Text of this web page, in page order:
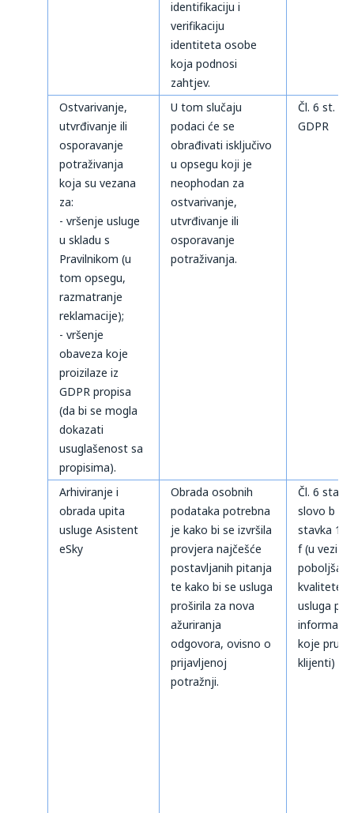
identifikaciju i
verifikaciju
identiteta osobe
koja podnosi
zahtjev.
Ostvarivanje,
utvrđivanje ili
osporavanje
potraživanja
koja su vezana
za:
- vršenje usluge
u skladu s
Pravilnikom (u
tom opsegu,
razmatranje
reklamacije);
- vršenje
obaveza koje
proizilaze iz
GDPR propisa
(da bi se mogla
dokazati
usuglašenost sa
propisima).
U tom slučaju
podaci će se
obrađivati isključivo
u opsegu koji je
neophodan za
ostvarivanje,
utvrđivanje ili
osporavanje
potraživanja.
Čl. 6 st. 1
GDPR
Arhiviranje i
obrada upita
usluge Asistent
eSky
Obrada osobnih
podataka potrebna
je kako bi se izvršila
provjera najčešće
postavljanih pitanja
te kako bi se usluga
proširila za nova
ažuriranja
odgovora, ovisno o
prijavljenoj
potražnji.
Čl. 6
slovo b te
stavka 1
f (u vezi s
kvalitete
usluga
koje
klijenti)